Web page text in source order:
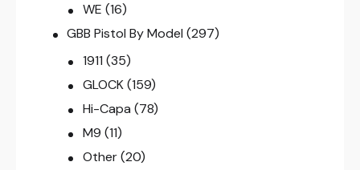
WE (16)
GBB Pistol By Model (297)
1911 (35)
GLOCK (159)
Hi-Capa (78)
M9 (11)
Other (20)